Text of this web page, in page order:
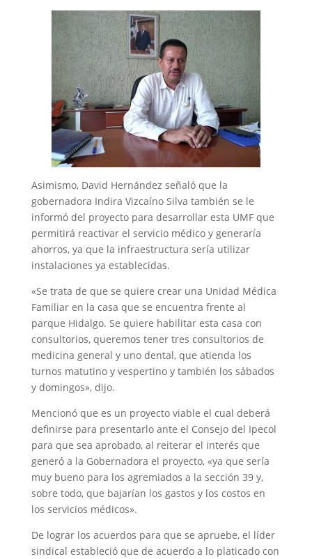
Asimismo, David Hernández señaló que la
gobernadora Indira Vizcaíno Silva también se le
informó del proyecto para desarrollar esta UMF que
permitirá reactivar el servicio médico y generaría
ahorros, ya que la infraestructura sería utilizar
instalaciones ya establecidas.
«Se trata de que se quiere crear una Unidad Médica
Familiar en la casa que se encuentra frente al
parque Hidalgo. Se quiere habilitar esta casa con
consultorios, queremos tener tres consultorios de
medicina general y uno dental, que atienda los
turnos matutino y vespertino y también los sábados
y domingos», dijo.
Mencionó que es un proyecto viable el cual deberá
definirse para presentarlo ante el Consejo del Ipecol
para que sea aprobado, al reiterar el interés que
generó a la Gobernadora el proyecto, «ya que sería
muy bueno para los agremiados a la sección 39 y,
sobre todo, que bajarían los gastos y los costos en
los servicios médicos».
De lograr los acuerdos para que se apruebe, el líder
sindical estableció que de acuerdo a lo platicado con